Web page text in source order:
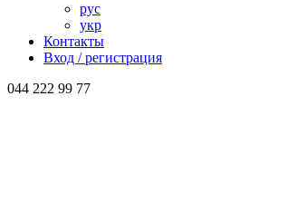
рус
укр
Контакты
Вход / регистрация
044 222 99 77